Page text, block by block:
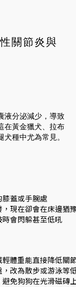
關節炎與
液分泌減少，導致
在黃金獵犬、拉布
種中尤為常見。
膝蓋或手腕處
，現在卻會在床邊猶
時會閃躲甚至低吼
輕體重能直接降低關
，改為散步或游泳等
避免狗狗在光滑磁